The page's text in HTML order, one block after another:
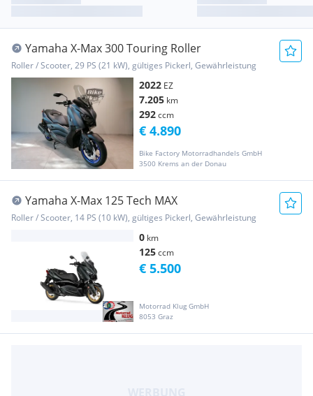
Yamaha X-Max 300 Touring Roller
Roller / Scooter, 29 PS (21 kW), gültiges Pickerl, Gewährleistung
2022 EZ
7.205 km
292ccm
Bike Factory Motorradhandels GmbH
3500 Krems an der Donau
€ 4.890
Yamaha X-Max 125 Tech MAX
Roller / Scooter, 14 PS (10 kW), gültiges Pickerl, Gewährleistung
0 km
125ccm
Motorrad Klug GmbH
8053 Graz
€ 5.500